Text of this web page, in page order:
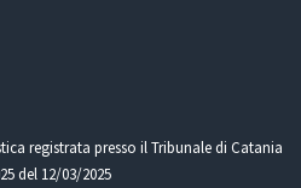
registrata presso il Tribunale di Catania
del 12/03/2025